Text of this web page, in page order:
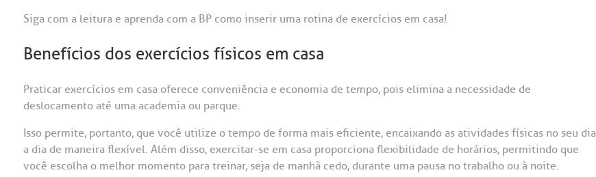
Siga com a leitura e aprenda com a BP como inserir uma rotina de exercícios em casa!
Benefícios dos exercícios físicos em casa
Praticar exercícios em casa oferece conveniência e economia de tempo, pois elimina a necessidade de
deslocamento até uma academia ou parque.
Isso permite, portanto, que você utilize o tempo de forma mais eficiente, encaixando as atividades físicas no seu dia
a dia de maneira flexível. Além disso, exercitar-se em casa proporciona flexibilidade de horários, permitindo que
você escolha o melhor momento para treinar, seja de manhã cedo, durante uma pausa no trabalho ou à noite.